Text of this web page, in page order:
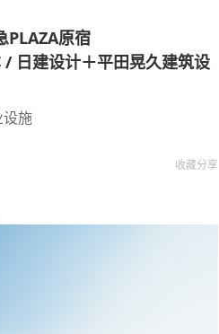
PLAZA原宿
/ 日建设计＋平田晃久建筑设
施
收藏分享